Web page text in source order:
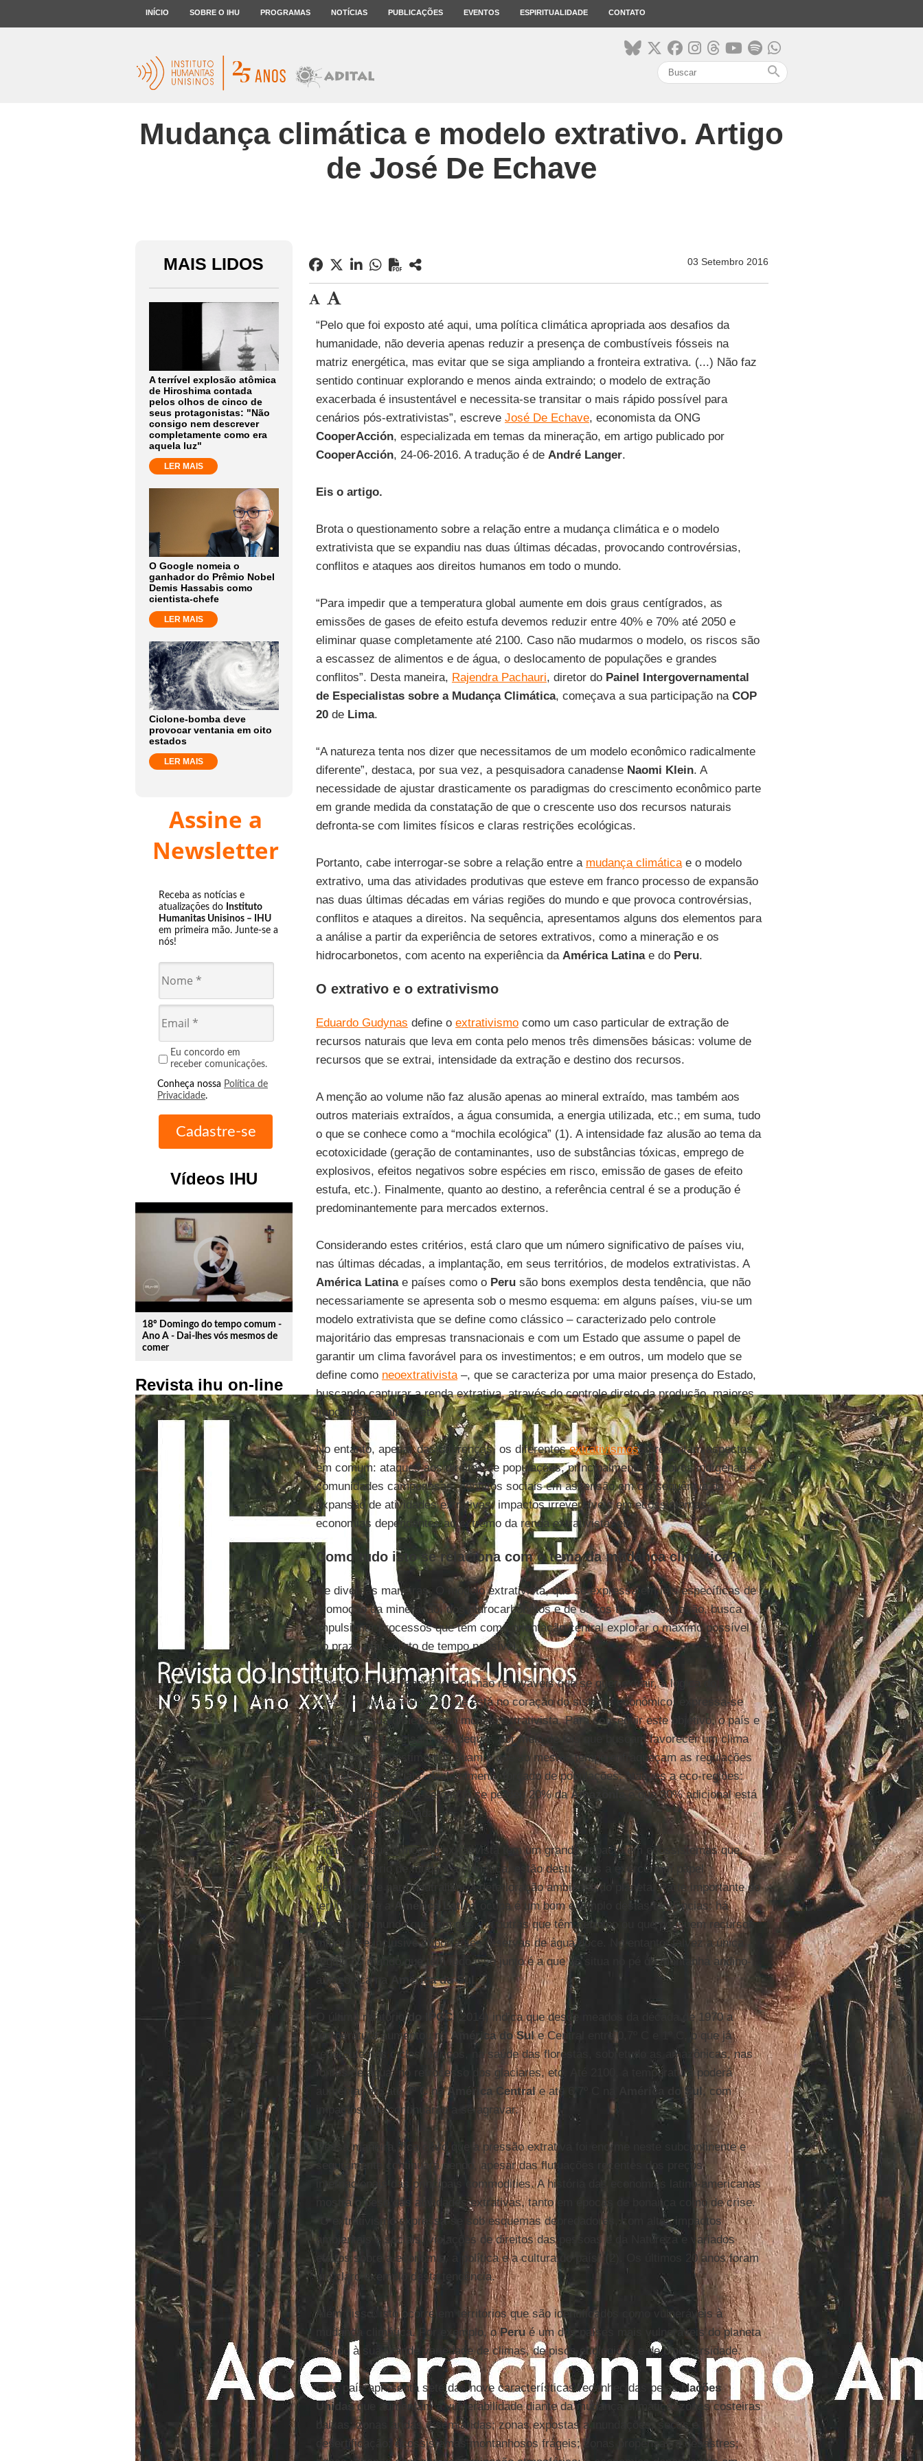
INÍCIO SOBRE O IHU PROGRAMAS NOTÍCIAS PUBLICAÇÕES EVENTOS ESPIRITUALIDADE CONTATO
search
Mudança climática e modelo extrativo. Artigo
de José De Echave
MAIS LIDOS
A terrível explosão atômica
de Hiroshima contada
pelos olhos de cinco de
seus protagonistas: "Não
consigo nem descrever
completamente como era
aquela luz"
LER MAIS
O Google nomeia o
ganhador do Prêmio Nobel
Demis Hassabis como
cientista-chefe
LER MAIS
Ciclone-bomba deve
provocar ventania em oito
estados
LER MAIS
Assine a
Newsletter
Receba as notícias e
atualizações do Instituto
Humanitas Unisinos – IHU
em primeira mão. Junte-se a
nós!
Eu concordo em
receber comunicações.
Conheça nossa Política de
Privacidade.
Vídeos IHU
play_circle_outline
18º Domingo do tempo comum -
Ano A - Dai-lhes vós mesmos de
comer
Revista ihu on-line
03 Setembro 2016
“Pelo que foi exposto até aqui, uma política climática apropriada aos desafios da
humanidade, não deveria apenas reduzir a presença de combustíveis fósseis na
matriz energética, mas evitar que se siga ampliando a fronteira extrativa. (...) Não faz
sentido continuar explorando e menos ainda extraindo; o modelo de extração
exacerbada é insustentável e necessita-se transitar o mais rápido possível para
cenários pós-extrativistas”, escreve José De Echave, economista da ONG
CooperAcción, especializada em temas da mineração, em artigo publicado por
CooperAcción, 24-06-2016. A tradução é de André Langer.
Eis o artigo.
Brota o questionamento sobre a relação entre a mudança climática e o modelo
extrativista que se expandiu nas duas últimas décadas, provocando controvérsias,
conflitos e ataques aos direitos humanos em todo o mundo.
“Para impedir que a temperatura global aumente em dois graus centígrados, as
emissões de gases de efeito estufa devemos reduzir entre 40% e 70% até 2050 e
eliminar quase completamente até 2100. Caso não mudarmos o modelo, os riscos são
a escassez de alimentos e de água, o deslocamento de populações e grandes
conflitos”. Desta maneira, Rajendra Pachauri, diretor do Painel Intergovernamental
de Especialistas sobre a Mudança Climática, começava a sua participação na COP
20de Lima.
“A natureza tenta nos dizer que necessitamos de um modelo econômico radicalmente
diferente”, destaca, por sua vez, a pesquisadora canadense Naomi Klein. A
necessidade de ajustar drasticamente os paradigmas do crescimento econômico parte
em grande medida da constatação de que o crescente uso dos recursos naturais
defronta-se com limites físicos e claras restrições ecológicas.
Portanto, cabe interrogar-se sobre a relação entre a mudança climáticae o modelo
extrativo, uma das atividades produtivas que esteve em franco processo de expansão
nas duas últimas décadas em várias regiões do mundo e que provoca controvérsias,
conflitos e ataques a direitos. Na sequência, apresentamos alguns dos elementos para
a análise a partir da experiência de setores extrativos, como a mineração e os
hidrocarbonetos, com acento na experiência da América Latinae do Peru.
O extrativo e o extrativismo
Eduardo Gudynas define o extrativismocomo um caso particular de extração de
recursos naturais que leva em conta pelo menos três dimensões básicas: volume de
recursos que se extrai, intensidade da extração e destino dos recursos.
A menção ao volume não faz alusão apenas ao mineral extraído, mas também aos
outros materiais extraídos, a água consumida, a energia utilizada, etc.; em suma, tudo
o que se conhece como a “mochila ecológica” (1). A intensidade faz alusão ao tema da
ecotoxicidade (geração de contaminantes, uso de substâncias tóxicas, emprego de
explosivos, efeitos negativos sobre espécies em risco, emissão de gases de efeito
estufa, etc.). Finalmente, quanto ao destino, a referência central é se a produção é
predominantemente para mercados externos.
Considerando estes critérios, está claro que um número significativo de países viu,
nas últimas décadas, a implantação, em seus territórios, de modelos extrativistas. A
América Latinae países como o Perusão bons exemplos desta tendência, que não
necessariamente se apresenta sob o mesmo esquema: em alguns países, viu-se um
modelo extrativista que se define como clássico – caracterizado pelo controle
majoritário das empresas transnacionais e com um Estado que assume o papel de
garantir um clima favorável para os investimentos; e em outros, um modelo que se
define como neoextrativista–, que se caracteriza por uma maior presença do Estado,
buscando capturar a renda extrativa, através do controle direto da produção, maiores
impostos, royalties, etc.
No entanto, apesar das diferenças, os diferentesextrativismosapresentam aspectos
em comum: ataques aos direitos de populações, principalmente de povos indígenas e
comunidades camponesas; conflitos sociais em ascensão em consequência da
expansão de atividades extrativas; impactos irreversíveis em ecossistemas;
economias dependentes ao extremo da renda extrativista, etc.
Como tudo isto se relaciona com o tema da mudança climática?
De diversas maneiras. O modelo extrativista, que se expressa em leis específicas de
promoção da mineração, dos hidrocarbonetos e de outros tipos de extração, busca
impulsionar processos que têm como orientação central explorar o máximo possível
no prazo mais curto de tempo possível.
Sejam recursos renováveis ou não renováveis que se quer extrair, a lógica do
crescimento exacerbado, que está no coração do sistema econômico, expressa-se
em toda a sua dimensão no modelo extrativista. Para conseguir este objetivo, o país e
os territórios precisam se adequar, por meio de leis que buscam favorecer um clima
para que os investimentos fluam e que ao mesmo tempo enfraqueçam as regulações
ambientais e sociais; deslocamento forçado de populações; ataques a eco-regiões:
por exemplo, estima-se que já se perdeu 20% daAmazônia
e que 20% adicional está
seriamente deteriorada.
Fica claro que o modelo extrativista tem um grande impacto em ecossistemas que,
em um cenário de mudança climática, estão destinados a exercer um papel
determinante para neutralizar a deterioração ambiental do planeta. Parte importante do
território que a
América Latina ocupa é um bom exemplo destas tendências: há
regiões no mundo que têm gás, há outras que têm petróleo ou que possuem recursos
minerais e inclusive importantes reservas de água doce. No entanto, talvez a única
região no mundo que tem tudo isso junto é a que se situa no pé da montanha andino-
amazônica na
América do Sul .
O último relatóriodo IPCC(2014) indica que desde meados da década de 1970 a
temperatura aumentou naAmérica do Sule Central entre 0,7º C e 1º C, o que já
repercute nos ciclos hídricos, na saúde das florestas, sobretudo as amazônicas, nas
fontes de água, no retrocesso dos glaciares, etc. Até 2100, a temperatura poderá
aumentar em até 4º C naAmérica Centrale até 6,7º C na América do Sul, com
impactos que continuarão a se agravar.
Dessa maneira, fica claro que a pressão extrativa foi enorme neste subcontinente e
seguramente continuará sendo, apesar das flutuações recentes dos preços
internacionais das principais commodities. A história das economias latino-americanas
mostra o peso das atividades extrativas, tanto em épocas de bonança como de crise.
“O extrativismo expressa-se sob esquemas depredadores, com altos impactos
ambientais e sociais, violações de direitos das pessoas e da Natureza e variados
efeitos sobre a economia, a política e a cultura do país” (2). Os últimos 20 anos foram
um claro exemplo desta tendência.
Além disso, isto ocorre em territórios que são identificados como vulneráveis à
mudança climática. Por exemplo, oPerué um dos países mais vulneráveis do planeta
devido à sua grande variedade de climas, de pisos ecológicos e de biodiversidade.
Este país apresenta sete das nove características reconhecidas pelas Nações
Unidasque aumentam a vulnerabilidade diante da mudança climática: zonas costeiras
baixas; zonas áridas e semiáridas; zonas expostas a inundações, secas e
desertificação; ecossistemas montanhosos frágeis; zonas propensas a desastres;